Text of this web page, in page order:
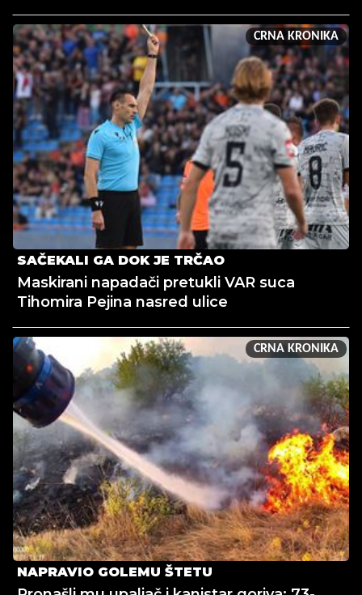
CRNA KRONIKA
SAČEKALI GA DOK JE TRČAO
Maskirani napadači pretukli VAR suca
Tihomira Pejina nasred ulice
CRNA KRONIKA
NAPRAVIO GOLEMU ŠTETU